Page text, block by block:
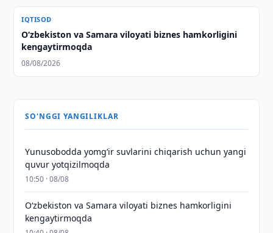
IQTISOD
Oʻzbekiston va Samara viloyati biznes hamkorligini
kengaytirmoqda
08/08/2026
SO'NGGI YANGILIKLAR
Yunusobodda yomg‘ir suvlarini chiqarish uchun yangi
quvur yotqizilmoqda
10:50 · 08/08
Oʻzbekiston va Samara viloyati biznes hamkorligini
kengaytirmoqda